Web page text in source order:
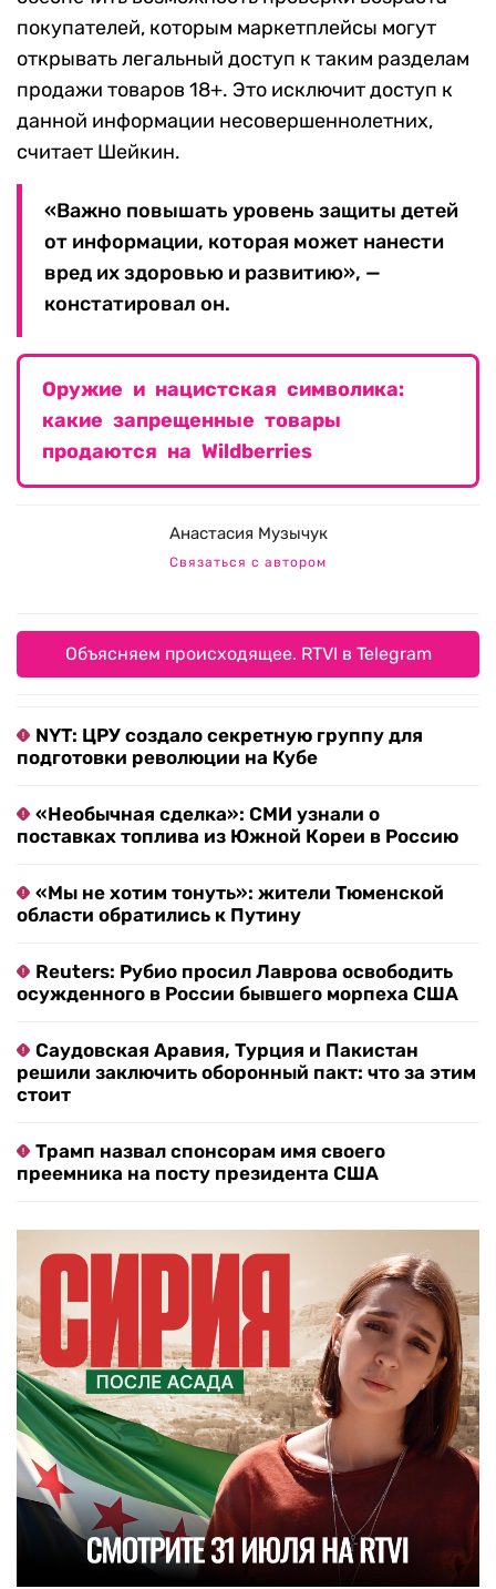
покупателей, которым маркетплейсы могут
открывать легальный доступ к таким разделам
продажи товаров 18+. Это исключит доступ к
данной информации несовершеннолетних,
считает Шейкин.
«Важно повышать уровень защиты детей
от информации, которая может нанести
вред их здоровью и развитию», —
констатировал он.
Оружие и нацистская символика:
какие запрещенные товары
продаются на Wildberries
Анастасия Музычук
Связаться с автором
Объясняем происходящее. RTVI в Telegram
NYT: ЦРУ создало секретную группу для
подготовки революции на Кубе
«Необычная сделка»: СМИ узнали о
поставках топлива из Южной Кореи в Россию
«Мы не хотим тонуть»: жители Тюменской
области обратились к Путину
Reuters: Рубио просил Лаврова освободить
осужденного в России бывшего морпеха США
Саудовская Аравия, Турция и Пакистан
решили заключить оборонный пакт: что за этим
стоит
Трамп назвал спонсорам имя своего
преемника на посту президента США